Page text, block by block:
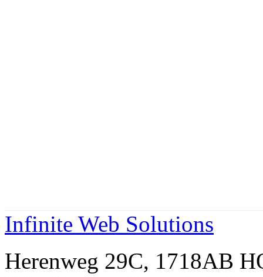
Infinite Web Solutions
Herenweg 29C, 1718AB